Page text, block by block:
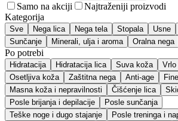
Samo na akciji
Najtraženiji proizvodi
Kategorija
Sve Nega lica Nega tela Stopala Usne
Sunčanje
Minerali, ulja i aroma Oralna nega
Po potrebi
Hidratacija Hidratacija lica Suva koža
Vrlo
Osetljiva koža
Zaštitna nega Anti-age
Masna koža i nepravilnosti
Čišćenje lica
Posle brijanja i depilacije
Posle sunčanja
Teške noge i dugo stajanje
Posle treninga i